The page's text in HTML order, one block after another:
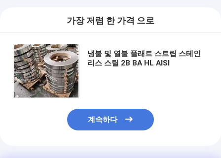
가장 저렴 한 가격 으로
냉불 및 열불 플래트 스트립 스테인
리스 스틸 2B BA HL AISI
계속하다